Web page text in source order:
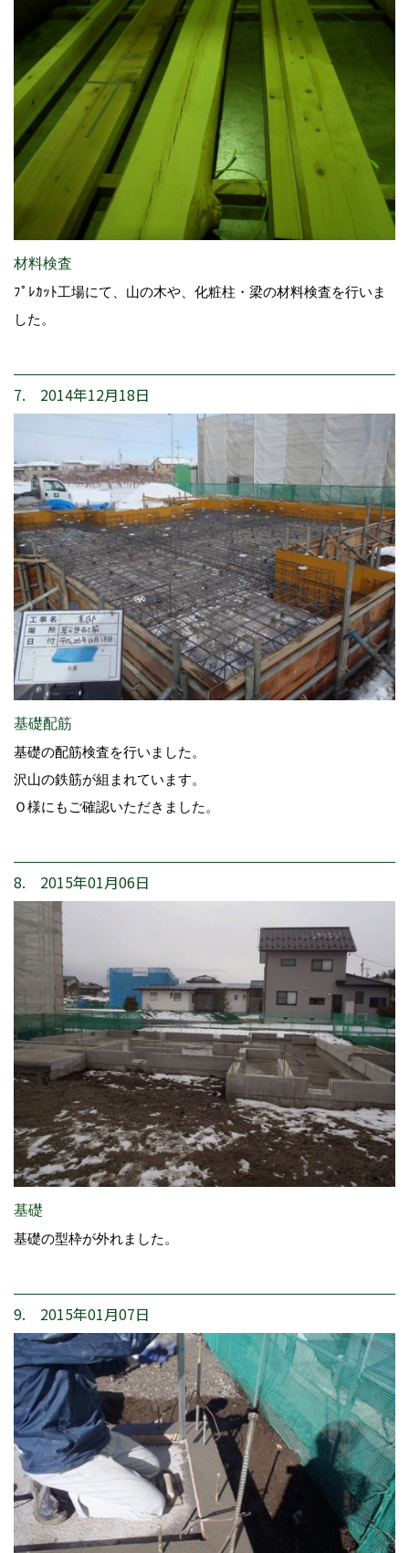
材料検査
ﾌﾟﾚｶｯﾄ工場にて、山の木や、化粧柱・梁の材料検査を行いま
した。
7. 2014年12月18日
基礎配筋
基礎の配筋検査を行いました。
沢山の鉄筋が組まれています。
Ｏ様にもご確認いただきました。
8. 2015年01月06日
基礎
基礎の型枠が外れました。
9. 2015年01月07日